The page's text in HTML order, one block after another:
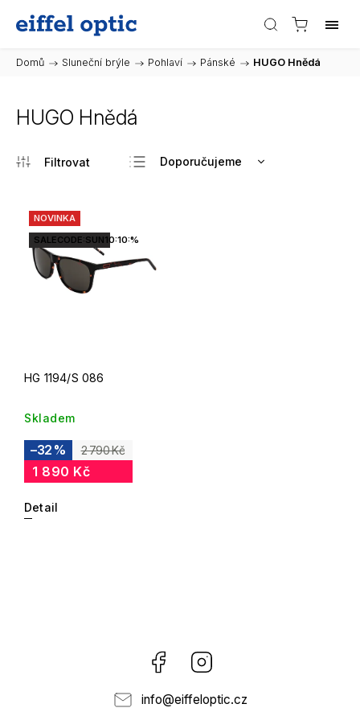
Domů / Sluneční brýle / Pohlaví / Pánské / HUGO Hnědá
HUGO Hnědá
Doporučujeme
NOVINKA
SALECODE:SUN10:10:%
HG 1194/S 086
Skladem
2 790 Kč
–32 %
1 890 Kč
Detail
Facebook
info@eiffeloptic.cz